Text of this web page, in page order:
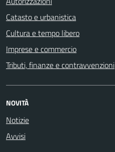
Catasto e urbanistica
Cultura e tempo libero
Imprese e commercio
Tributi, finanze e contravvenzioni
NOVITÀ
Notizie
Avvisi